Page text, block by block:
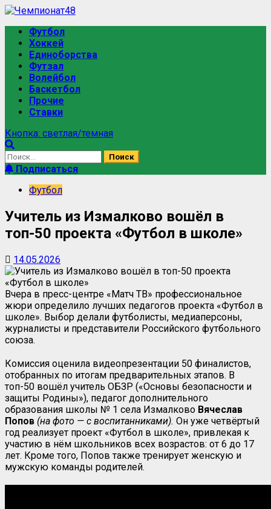
Футбол
Хоккей
Единоборства
Футзал
Волейбол
Баскетбол
Прочие
Ставки
Кнопка: светлая/темная
Подписаться
Футбол
Учитель из Измалково вошёл в
топ-50 проекта «Футбол в школе»
14.05.2026
Вчера в пресс-центре «Матч ТВ» профессиональное
жюри определило лучших педагогов проекта «Футбол в
школе». Выбор делали футболисты, медиаперсоны,
журналисты и представители Российского футбольного
союза.
Комиссия оценила видеопрезентации 50 финалистов,
отобранных по итогам предварительных этапов. В
топ-50 вошёл учитель ОБЗР («Основы безопасности и
защиты Родины»), педагог дополнительного
образования школы № 1 села Измалково Вячеслав
Попов (на фото — с воспитанниками). Он уже четвёртый
год реализует проект «Футбол в школе», привлекая к
участию в нём школьников всех возрастов: от 6 до 17
лет. Кроме того, Попов также тренирует женскую и
мужскую команды родителей.